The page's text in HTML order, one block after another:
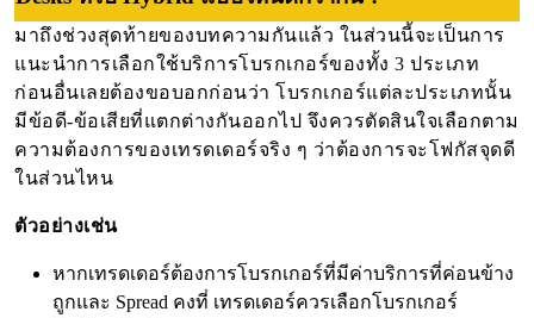
มาถึงช่วงสุดท้ายของบทความกันแล้ว ในส่วนนี้จะเป็นการ
แนะนำการเลือกใช้บริการโบรกเกอร์ของทั้ง 3 ประเภท
ก่อนอื่นเลยต้องขอบอกก่อนว่า โบรกเกอร์แต่ละประเภทนั้น
มีข้อดี-ข้อเสียที่แตกต่างกันออกไป จึงควรตัดสินใจเลือกตาม
ความต้องการของเทรดเดอร์จริง ๆ ว่าต้องการจะโฟกัสจุดดี
ในส่วนไหน
ตัวอย่างเช่น
หากเทรดเดอร์ต้องการโบรกเกอร์ที่มีค่าบริการที่ค่อนข้าง